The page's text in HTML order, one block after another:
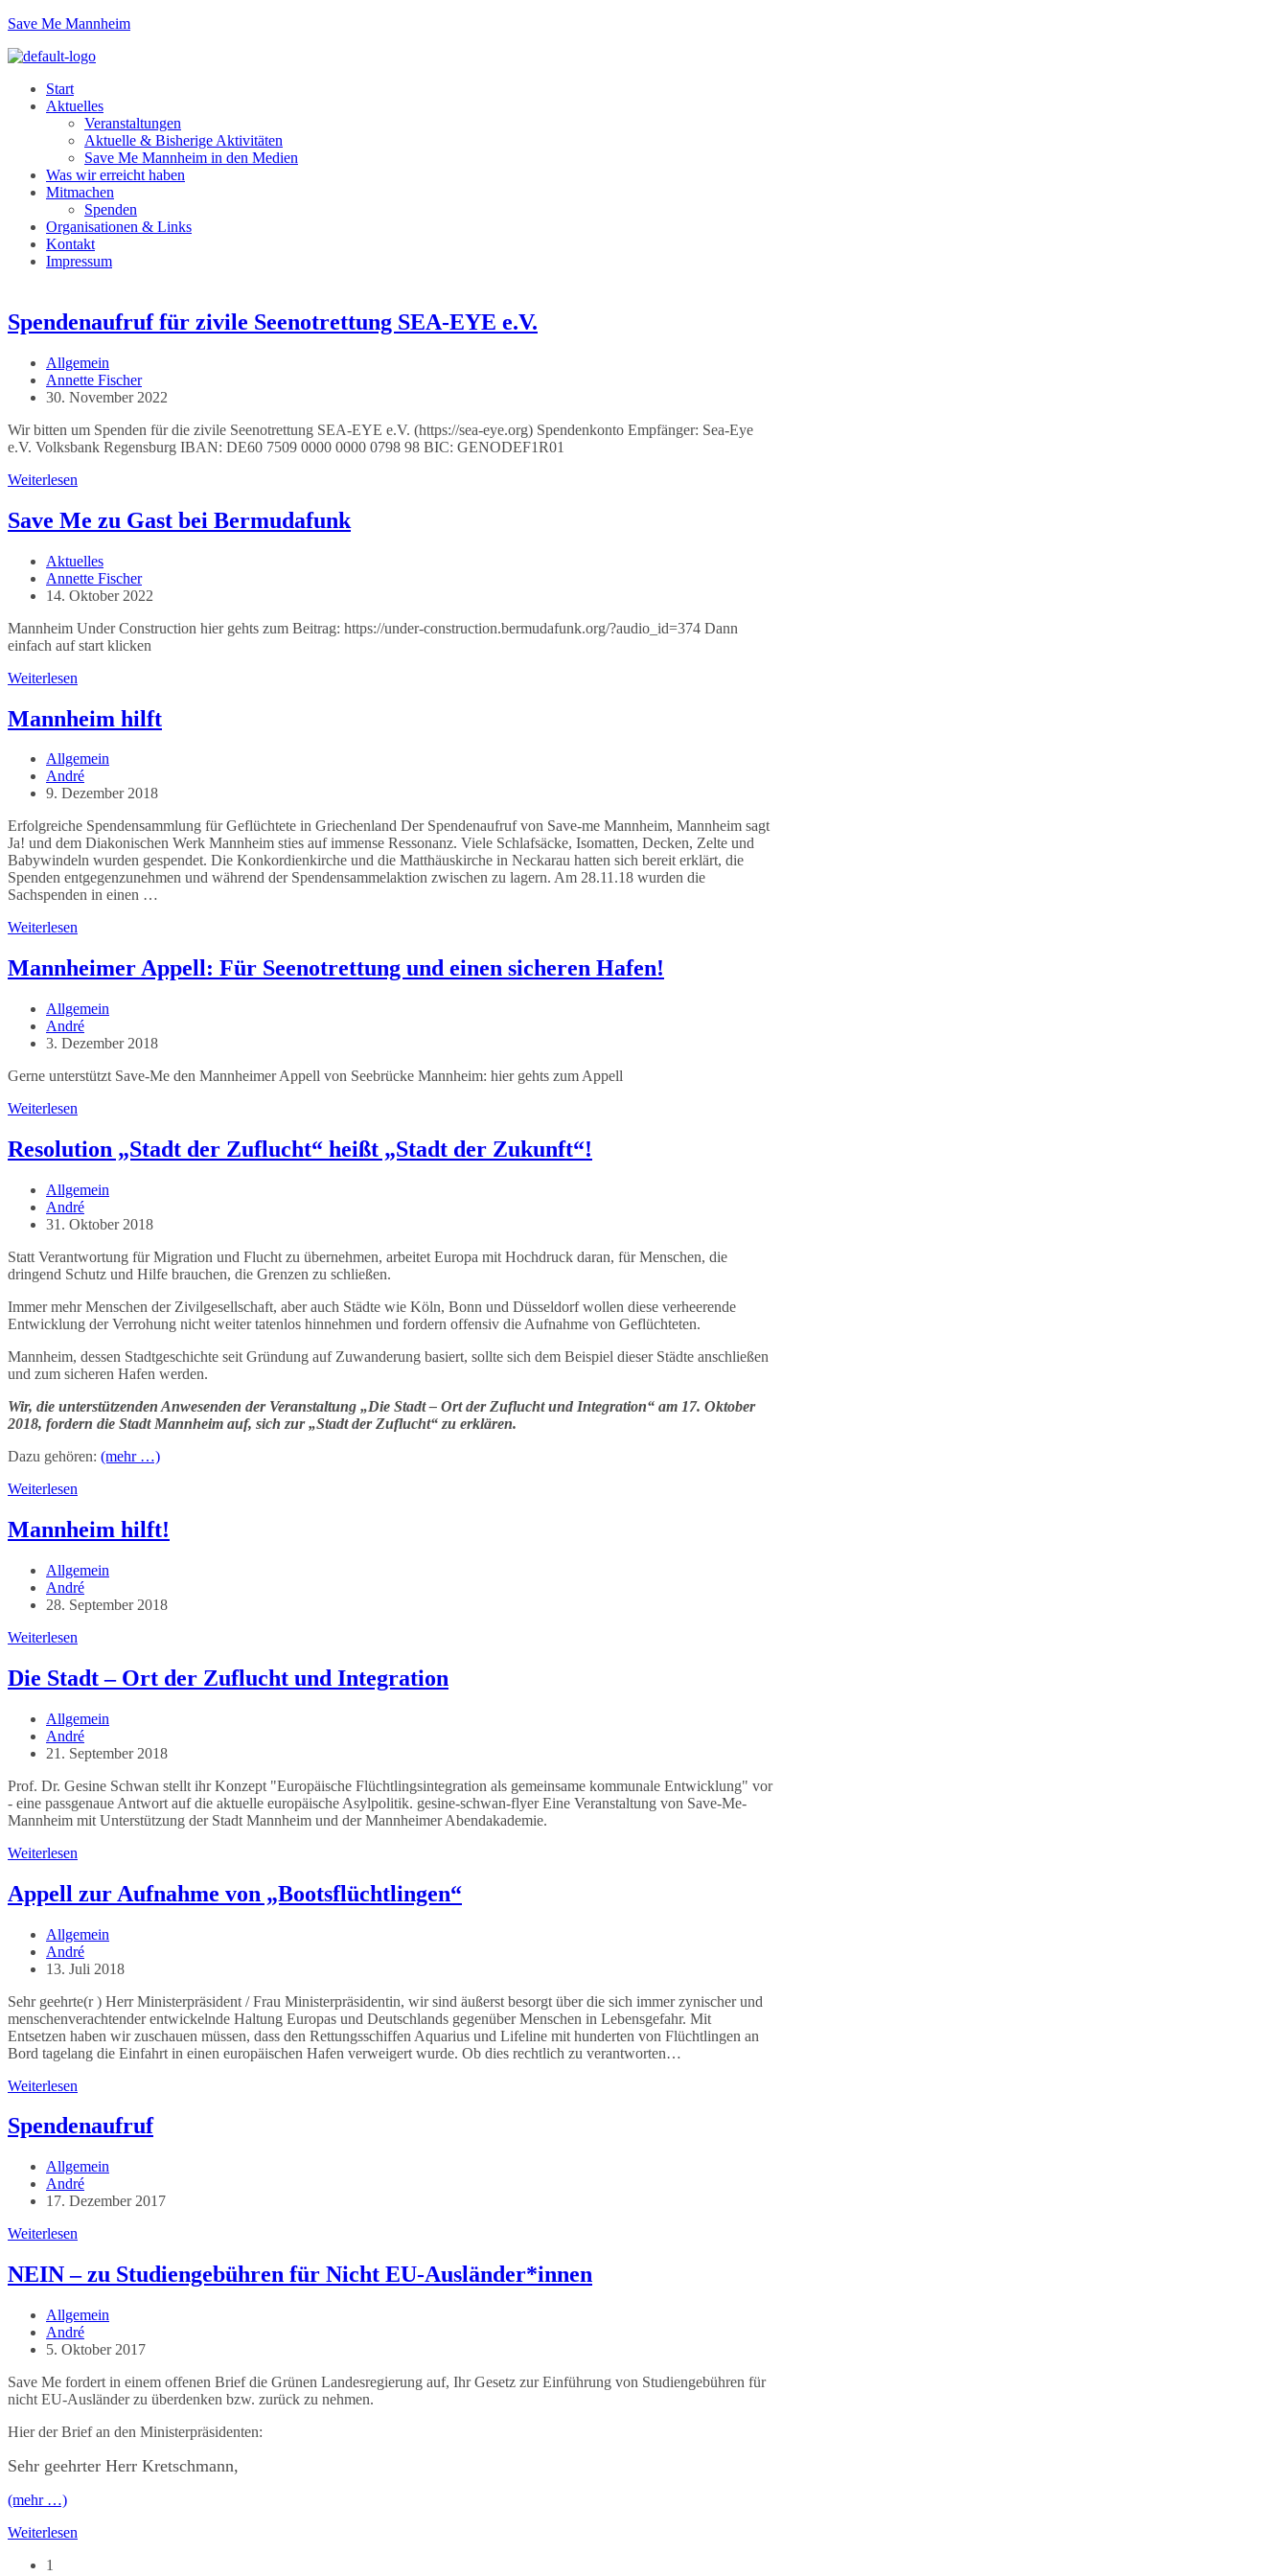
Zum
springen
Save Me Mannheim
Menu
Start
Aktuelles
Veranstaltungen
Aktuelle & Bisherige Aktivitäten
Save Me Mannheim in den Medien
Was wir erreicht haben
Mitmachen
Spenden
Organisationen & Links
Kontakt
Impressum
Spendenaufruf für zivile Seenotrettung SEA-EYE e.V.
Beitrags-
Kategorie:
Allgemein
Beitrags-
Autor:
Annette Fischer
Beitrag
30. November 2022
Wir bitten um Spenden für die zivile Seenotrettung SEA-EYE e.V. (https://sea-eye.org) Spendenkonto Empfänger: Sea-Eye
e.V. Volksbank Regensburg IBAN: DE60 7509 0000 0000 0798 98 BIC: GENODEF1R01
Weiterlesen
zivile
Seenotrettung
EYE
e.V.
Save Me zu Gast bei Bermudafunk
Beitrags-
Kategorie:
Aktuelles
Beitrags-
Autor:
Annette Fischer
Beitrag
14. Oktober 2022
Mannheim Under Construction hier gehts zum Beitrag: https://under-construction.bermudafunk.org/?audio_id=374 Dann
einfach auf start klicken
Weiterlesen
zu
Gast
Bermudafunk
Mannheim hilft
Beitrags-
Kategorie:
Allgemein
Beitrags-
Autor:
André
Beitrag
9. Dezember 2018
Erfolgreiche Spendensammlung für Geflüchtete in Griechenland Der Spendenaufruf von Save-me Mannheim, Mannheim sagt
Ja! und dem Diakonischen Werk Mannheim sties auf immense Ressonanz. Viele Schlafsäcke, Isomatten, Decken, Zelte und
Babywindeln wurden gespendet. Die Konkordienkirche und die Matthäuskirche in Neckarau hatten sich bereit erklärt, die
Spenden entgegenzunehmen und während der Spendensammelaktion zwischen zu lagern. Am 28.11.18 wurden die
Sachspenden in einen …
Weiterlesen
Mannheimer Appell: Für Seenotrettung und einen sicheren Hafen!
Beitrags-
Kategorie:
Allgemein
Beitrags-
Autor:
André
Beitrag
3. Dezember 2018
Gerne unterstützt Save-Me den Mannheimer Appell von Seebrücke Mannheim: hier gehts zum Appell
Weiterlesen
Für
Seenotrettung
einen
sicheren
Hafen!
Resolution „Stadt der Zuflucht“ heißt „Stadt der Zukunft“!
Beitrags-
Kategorie:
Allgemein
Beitrags-
Autor:
André
Beitrag
31. Oktober 2018
Statt Verantwortung für Migration und Flucht zu übernehmen, arbeitet Europa mit Hochdruck daran, für Menschen, die
dringend Schutz und Hilfe brauchen, die Grenzen zu schließen.
Immer mehr Menschen der Zivilgesellschaft, aber auch Städte wie Köln, Bonn und Düsseldorf wollen diese verheerende
Entwicklung der Verrohung nicht weiter tatenlos hinnehmen und fordern offensiv die Aufnahme von Geflüchteten.
Mannheim, dessen Stadtgeschichte seit Gründung auf Zuwanderung basiert, sollte sich dem Beispiel dieser Städte anschließen
und zum sicheren Hafen werden.
Wir, die unterstützenden Anwesenden der Veranstaltung „Die Stadt – Ort der Zuflucht und Integration“ am 17. Oktober
2018, fordern die Stadt Mannheim auf, sich zur „Stadt der Zuflucht“ zu erklären.
Dazu gehören: (mehr …)
Weiterlesen
der
Zuflucht“
„Stadt
der
Zukunft“!
Mannheim hilft!
Beitrags-
Kategorie:
Allgemein
Beitrags-
Autor:
André
Beitrag
28. September 2018
Weiterlesen
Die Stadt – Ort der Zuflucht und Integration
Beitrags-
Kategorie:
Allgemein
Beitrags-
Autor:
André
Beitrag
21. September 2018
Prof. Dr. Gesine Schwan stellt ihr Konzept "Europäische Flüchtlingsintegration als gemeinsame kommunale Entwicklung" vor
- eine passgenaue Antwort auf die aktuelle europäische Asylpolitik. gesine-schwan-flyer Eine Veranstaltung von Save-Me-
Mannheim mit Unterstützung der Stadt Mannheim und der Mannheimer Abendakademie.
Weiterlesen
Ort
Zuflucht
und
Integration
Appell zur Aufnahme von „Bootsflüchtlingen“
Beitrags-
Kategorie:
Allgemein
Beitrags-
Autor:
André
Beitrag
13. Juli 2018
Sehr geehrte(r ) Herr Ministerpräsident / Frau Ministerpräsidentin, wir sind äußerst besorgt über die sich immer zynischer und
menschenverachtender entwickelnde Haltung Europas und Deutschlands gegenüber Menschen in Lebensgefahr. Mit
Entsetzen haben wir zuschauen müssen, dass den Rettungsschiffen Aquarius und Lifeline mit hunderten von Flüchtlingen an
Bord tagelang die Einfahrt in einen europäischen Hafen verweigert wurde. Ob dies rechtlich zu verantworten…
Weiterlesen
Aufnahme
von
Spendenaufruf
Beitrags-
Kategorie:
Allgemein
Beitrags-
Autor:
André
Beitrag
17. Dezember 2017
Weiterlesen
NEIN – zu Studiengebühren für Nicht EU-Ausländer*innen
Beitrags-
Kategorie:
Allgemein
Beitrags-
Autor:
André
Beitrag
5. Oktober 2017
Save Me fordert in einem offenen Brief die Grünen Landesregierung auf, Ihr Gesetz zur Einführung von Studiengebühren für
nicht EU-Ausländer zu überdenken bzw. zurück zu nehmen.
Hier der Brief an den Ministerpräsidenten:
Sehr geehrter Herr Kretschmann,
(mehr …)
Weiterlesen
1